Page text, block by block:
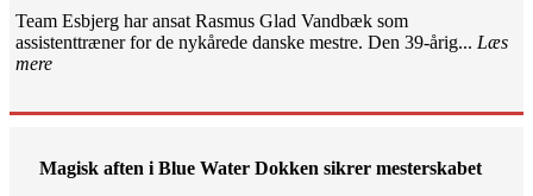
Team Esbjerg har ansat Rasmus Glad Vandbæk som
assistenttræner for de nykårede danske mestre. Den 39-årig... Læs
mere
Magisk aften i Blue Water Dokken sikrer mesterskabet